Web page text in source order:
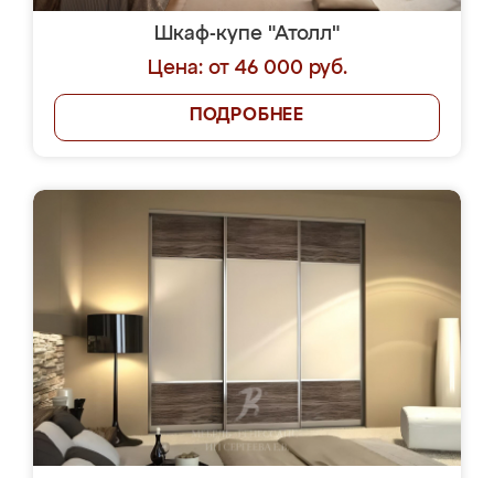
Шкаф-купе "Атолл"
Цена: от 46 000 руб.
ПОДРОБНЕЕ